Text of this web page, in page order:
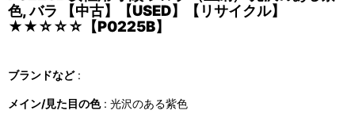
色, バラ 【中古】【USED】【リサイクル】
★★☆☆☆【P0225B】
ブランドなど:
メイン/見た目の色: 光沢のある紫色